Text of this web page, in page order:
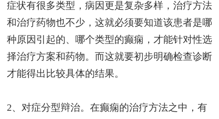
症状有很多类型，病因更是复杂多样，治疗方法
和治疗药物也不少，这就必须要知道该患者是哪
种原因引起的、哪个类型的癫痫，才能针对性选
择治疗方案和药物。而这就要初步明确检查诊断
才能得出比较具体的结果。
2、对症分型辩治。在癫痫的治疗方法之中，有